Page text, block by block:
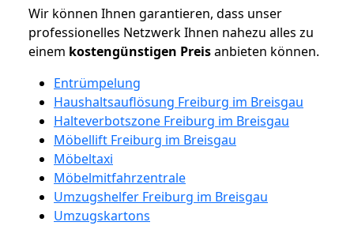
Wir können Ihnen garantieren, dass unser
professionelles Netzwerk Ihnen nahezu alles zu
einem kostengünstigen Preisanbieten können.
Entrümpelung
Haushaltsauflösung Freiburg im Breisgau
Halteverbotszone Freiburg im Breisgau
Möbellift Freiburg im Breisgau
Möbeltaxi
Möbelmitfahrzentrale
Umzugshelfer Freiburg im Breisgau
Umzugskartons